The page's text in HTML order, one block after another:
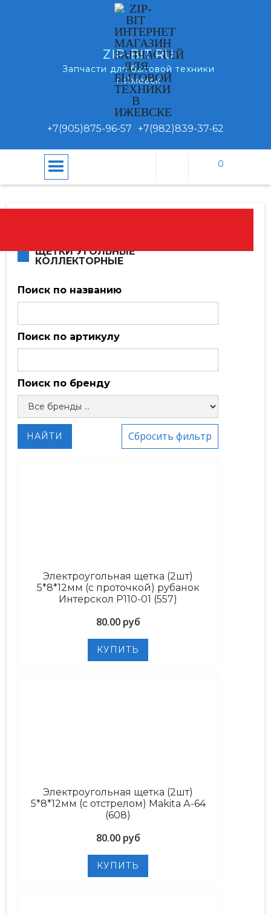
ZIP-BIT.RU
Запчасти для бытовой техники
г.Ижевск
+7(905)875-96-57 +7(982)839-37-62
0
ЩЕТКИ УГОЛЬНЫЕ
КОЛЛЕКТОРНЫЕ
Поиск по названию
Поиск по артикулу
Поиск по бренду
Электроугольная щетка (2шт)
5*8*12мм (с проточкой) рубанок
Интерскол P110-01 (557)
80.00 руб
Электроугольная щетка (2шт)
5*8*12мм (с отстрелом) Makita А-64
(608)
80.00 руб